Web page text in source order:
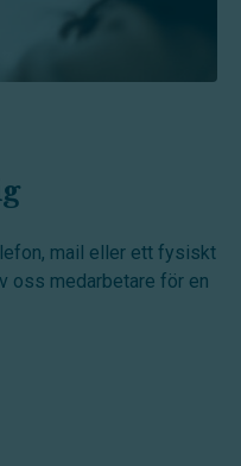
mail eller ett fysiskt
oss medarbetare för en